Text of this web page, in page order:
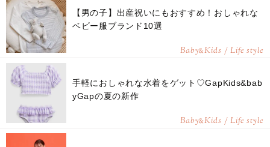
【男の子】出産祝いにもおすすめ！おしゃれな
ベビー服ブランド10選
Baby&Kids / Life style
手軽におしゃれな水着をゲット♡GapKids&bab
yGapの夏の新作
Baby&Kids / Life style